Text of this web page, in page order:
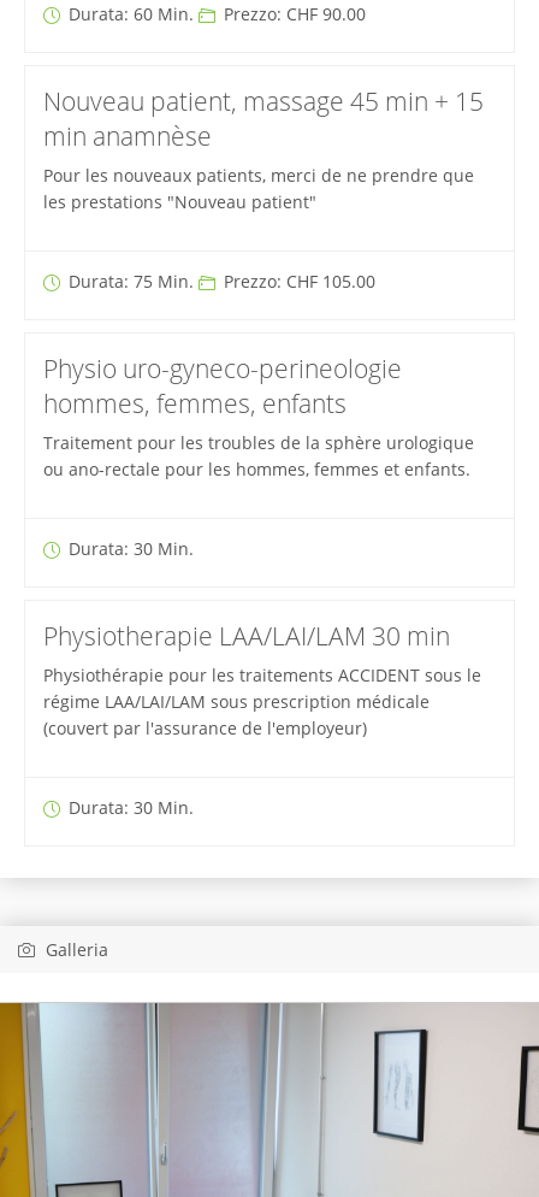
Durata: 60 Min. Prezzo: CHF 90.00
Nouveau patient, massage 45 min + 15
min anamnèse
Pour les nouveaux patients, merci de ne prendre que
les prestations "Nouveau patient"
Durata: 75 Min. Prezzo: CHF 105.00
Physio uro-gyneco-perineologie
hommes, femmes, enfants
Traitement pour les troubles de la sphère urologique
ou ano-rectale pour les hommes, femmes et enfants.
Durata: 30 Min.
Physiotherapie LAA/LAI/LAM 30 min
Physiothérapie pour les traitements ACCIDENT sous le
régime LAA/LAI/LAM sous prescription médicale
(couvert par l'assurance de l'employeur)
Durata: 30 Min.
Galleria